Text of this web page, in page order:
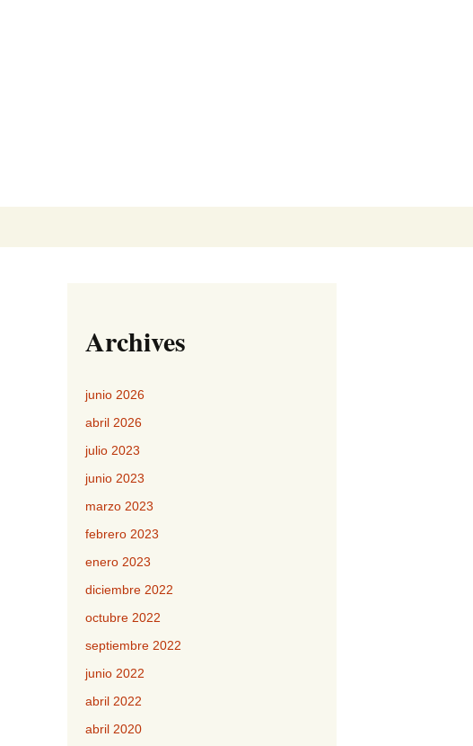
Archives
junio 2026
abril 2026
julio 2023
junio 2023
marzo 2023
febrero 2023
enero 2023
diciembre 2022
octubre 2022
septiembre 2022
junio 2022
abril 2022
abril 2020